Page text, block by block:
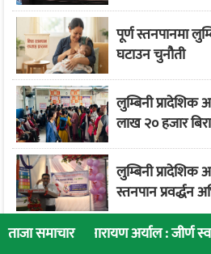
ताजा समाचार
अर्याल : जीर्ण स्वास्थ्य चौकीदेखि
पूर्ण स्तनपानमा
घटाउन चुनौती
लुम्बिनी प्रादेशिक
लाख २० हजार
लुम्बिनी प्रादेशिक
स्तनपान प्रवर्द्धन